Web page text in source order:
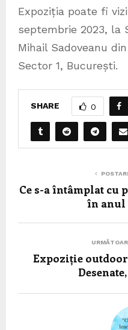
Expoziția poate fi
septembrie 2023, la
Mihail Sadoveanu
Sector 1, București.
SHARE 0
Ce s-a întâmplat cu
în anul
Expoziție